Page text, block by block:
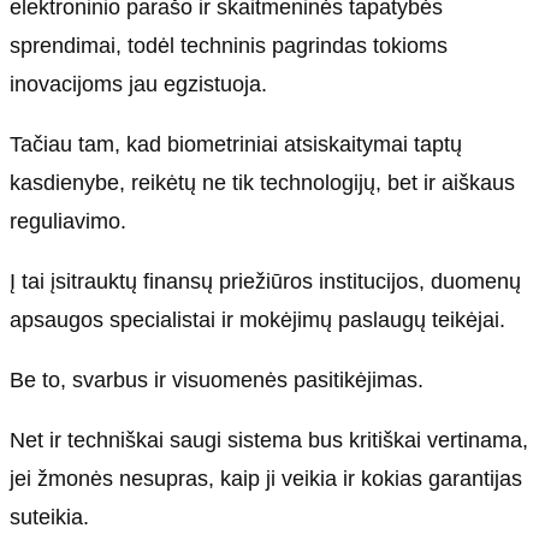
elektroninio parašo ir skaitmeninės tapatybės
sprendimai, todėl techninis pagrindas tokioms
inovacijoms jau egzistuoja.
Tačiau tam, kad biometriniai atsiskaitymai taptų
kasdienybe, reikėtų ne tik technologijų, bet ir aiškaus
reguliavimo.
Į tai įsitrauktų finansų priežiūros institucijos, duomenų
apsaugos specialistai ir mokėjimų paslaugų teikėjai.
Be to, svarbus ir visuomenės pasitikėjimas.
Net ir techniškai saugi sistema bus kritiškai vertinama,
jei žmonės nesupras, kaip ji veikia ir kokias garantijas
suteikia.